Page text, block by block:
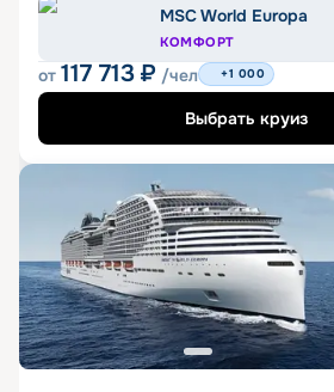
MSC World Europa
КОМФОРТ
от 117 713 ₽ /чел +1 000
Выбрать круиз